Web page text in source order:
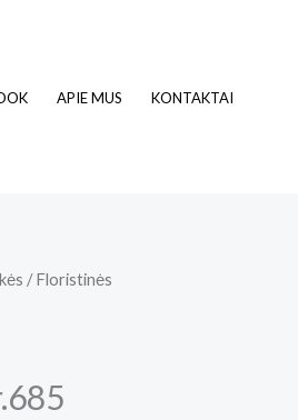
APIE MUS KONTAKTAI
/Floristinės